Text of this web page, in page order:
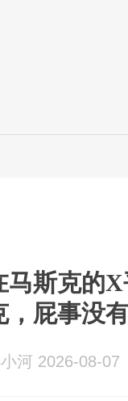
马斯克的
，屁事没
河 2026-08-07